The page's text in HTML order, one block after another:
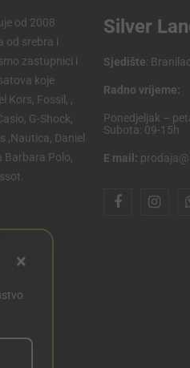
od 2008
od srebra i
zastupnici i
koje
Kors, Fossil, ,
G-Shock,
,Nautica, Daniel
Barbara Polo,
Silver
Sjedište:
Radno vrijeme:
Ponedjeljak –
Subota: 09-15h
E mail:
×